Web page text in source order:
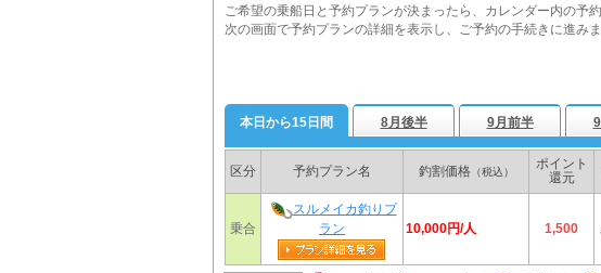
ご希望の乗船日と予約プランが決まったら、カレンダー内の予
次の画面で予約プランの詳細を表示し、ご予約の手続きに進みま
本日から15日間
8月後半 9月前半
区分 予約プラン名 釣割価格（税込）
ポイント
還元
乗合
スルメイカ釣りプ
ラン
10,000円/人 1,500